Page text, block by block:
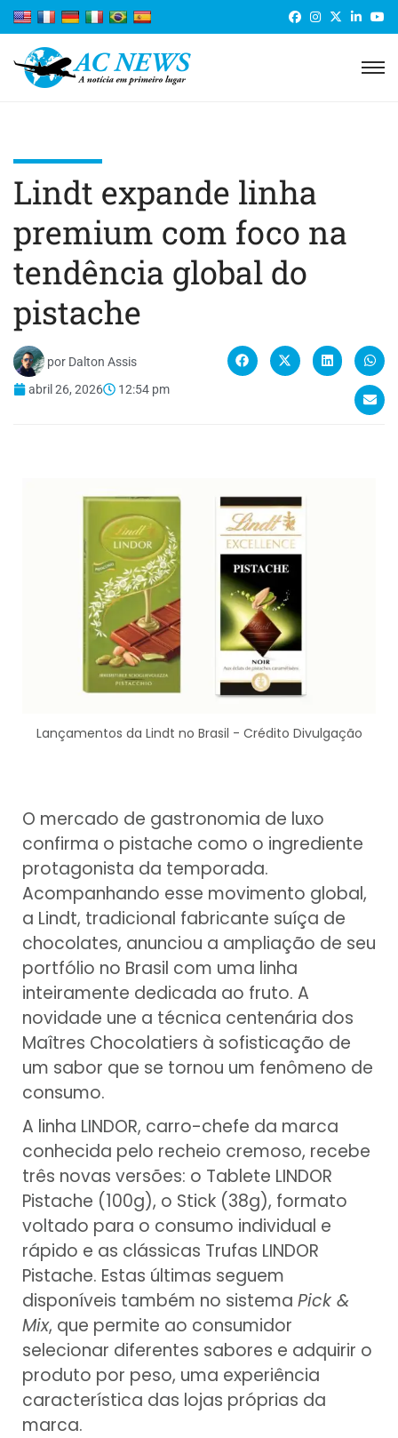
Lindt expande linha
premium com foco na
tendência global do
pistache
por Dalton Assis
abril 26, 2026
12:54 pm
Lançamentos da Lindt no Brasil - Crédito Divulgação
O mercado de gastronomia de luxo
confirma o pistache como o ingrediente
protagonista da temporada.
Acompanhando esse movimento global,
a Lindt, tradicional fabricante suíça de
chocolates, anunciou a ampliação de seu
portfólio no Brasil com uma linha
inteiramente dedicada ao fruto. A
novidade une a técnica centenária dos
Maîtres Chocolatiers à sofisticação de
um sabor que se tornou um fenômeno de
consumo.
A linha LINDOR, carro-chefe da marca
conhecida pelo recheio cremoso, recebe
três novas versões: o Tablete LINDOR
Pistache (100g), o Stick (38g), formato
voltado para o consumo individual e
rápido e as clássicas Trufas LINDOR
Pistache. Estas últimas seguem
disponíveis também no sistema Pick &
Mix, que permite ao consumidor
selecionar diferentes sabores e adquirir o
produto por peso, uma experiência
característica das lojas próprias da
marca.